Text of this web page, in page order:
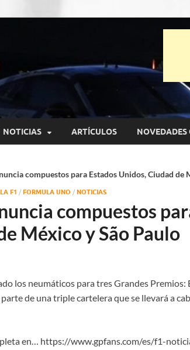
El Motor punto
NOTICIAS ARTÍCULOS NOVEDADES
compuestos para Estados Unidos, Ciudad de
F1 / FORMULA UNO / NOTICIAS
compuestos
México y São Paulo
los neumáticos para tres Grandes
de una triple cartelera que se llevará a
en… https://www.gpfans.com/es/f1-